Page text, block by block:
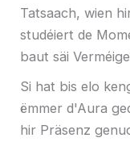
Tatsaach, wien
studéiert de
baut säi
Si hat bis elo
ëmmer d'Aura
hir Präsenz